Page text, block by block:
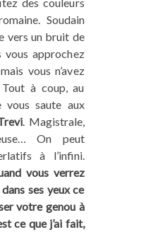
Soudain
vers un bruit de
vous approchez
vous n’avez
à coup, au
vous saute aux
. Magistrale,
On peut
à l’infini.
vous verrez
ses yeux ce
votre genou à
ce que j’ai fait,